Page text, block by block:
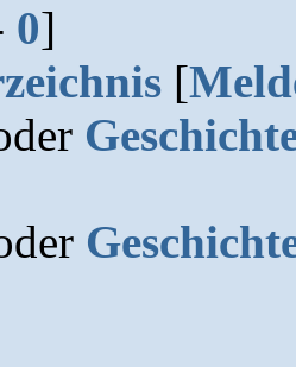
0]
[